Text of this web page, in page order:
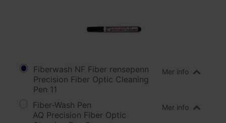
Fiberwash NF Fiber rensepenn
Precision Fiber Optic Cleaning
Pen 11
Mer info
Fiber-Wash Pen
AQ Precision Fiber Optic
Mer info